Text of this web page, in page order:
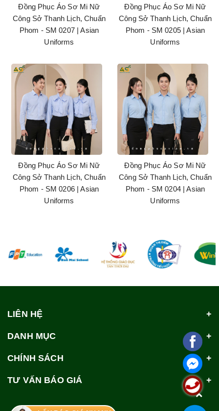
Đồng Phục Áo Sơ Mi Nữ
Công Sở Thanh Lịch, Chuẩn
Phom - SM 0207 | Asian
Uniforms
Đồng Phục Áo Sơ Mi Nữ
Công Sở Thanh Lịch, Chuẩn
Phom - SM 0206 | Asian
Uniforms
Đồng Phục Áo Sơ Mi Nữ
Công Sở Thanh Lịch, Chuẩn
Phom - SM 0205 | Asian
Uniforms
Đồng Phục Áo Sơ Mi Nữ
Công Sở Thanh Lịch, Chuẩn
Phom - SM 0204 | Asian
Uniforms
LIÊN HỆ
DANH MỤC
CHÍNH SÁCH
TƯ VẤN BÁO GIÁ